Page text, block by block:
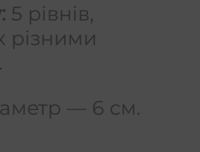
5 рівнів,
різними
— 6 см.